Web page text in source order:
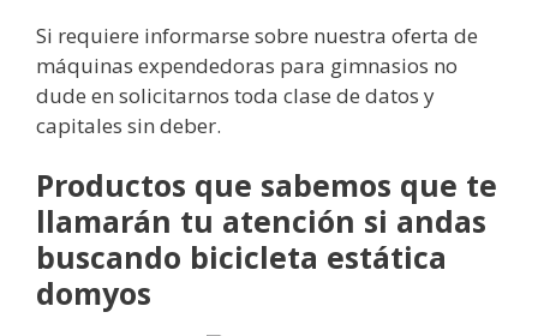
Si requiere informarse sobre nuestra oferta de
máquinas expendedoras para gimnasios no
dude en solicitarnos toda clase de datos y
capitales sin deber.
Productos que sabemos que te
llamarán tu atención si andas
buscando bicicleta estática
domyos